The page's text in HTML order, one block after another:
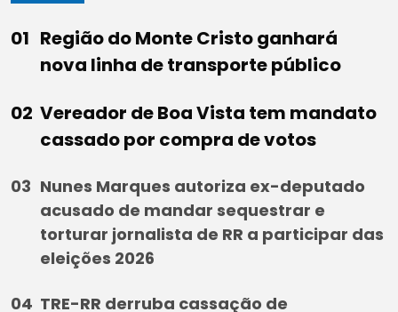
Região do Monte Cristo ganhará
nova linha de transporte público
Vereador de Boa Vista tem mandato
cassado por compra de votos
Nunes Marques autoriza ex-deputado
acusado de mandar sequestrar e
torturar jornalista de RR a participar das
eleições 2026
TRE-RR derruba cassação de